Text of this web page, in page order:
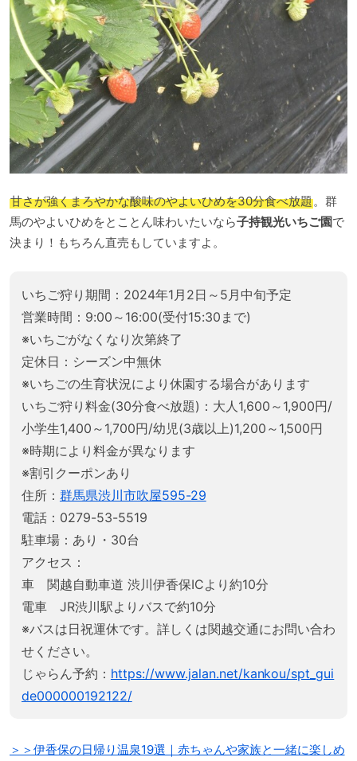
甘さが強くまろやかな酸味のやよいひめを30分食べ放題。群
馬のやよいひめをとことん味わいたいなら子持観光いちご園で
決まり！もちろん直売もしていますよ。
いちご狩り期間：2024年1月2日～5月中旬予定
営業時間：9:00～16:00(受付15:30まで)
※いちごがなくなり次第終了
定休日：シーズン中無休
※いちごの生育状況により休園する場合があります
いちご狩り料金(30分食べ放題)：大人1,600～1,900円/
小学生1,400～1,700円/幼児(3歳以上)1,200～1,500円
※時期により料金が異なります
※割引クーポンあり
住所： 群馬県渋川市吹屋595-29
電話：0279-53-5519
駐車場：あり・30台
アクセス：
車 関越自動車道 渋川伊香保ICより約10分
電車 JR渋川駅よりバスで約10分
※バスは日祝運休です。詳しくは関越交通にお問い合わ
せください。
じゃらん予約： https://www.jalan.net/kankou/spt_gui
de000000192122/
＞＞伊香保の日帰り温泉19選｜赤ちゃんや家族と一緒に楽しめ